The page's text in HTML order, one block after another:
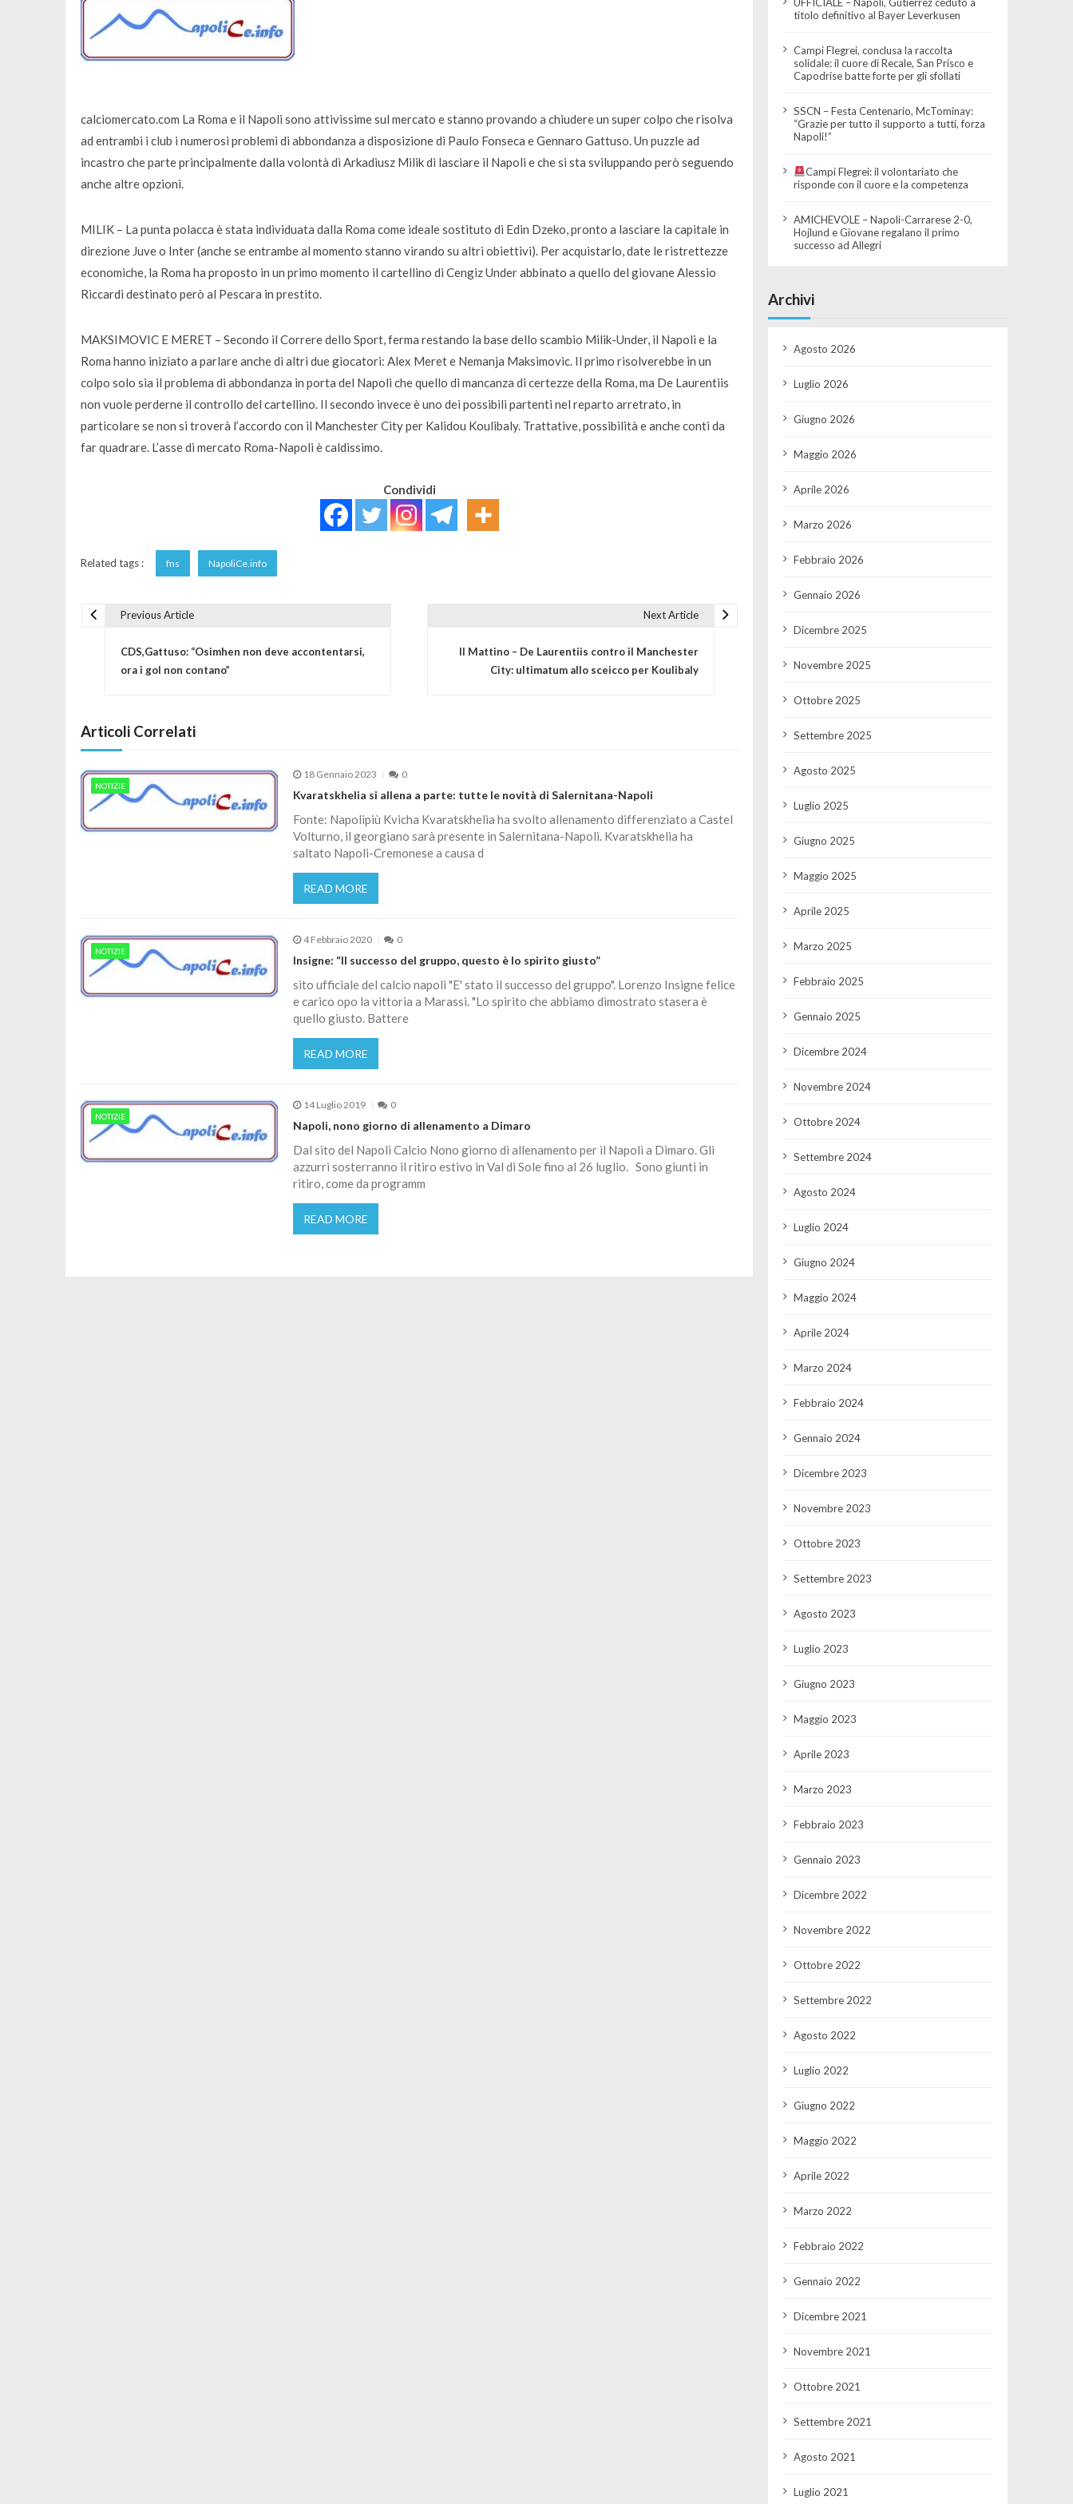
calciomercato.com La Roma e il Napoli sono attivissime sul mercato e stanno provando a chiudere un super colpo che risolva
ad entrambi i club i numerosi problemi di abbondanza a disposizione di Paulo Fonseca e Gennaro Gattuso. Un puzzle ad
incastro che parte principalmente dalla volontà di Arkadiusz Milik di lasciare il Napoli e che si sta sviluppando però seguendo
anche altre opzioni.
MILIK – La punta polacca è stata individuata dalla Roma come ideale sostituto di Edin Dzeko, pronto a lasciare la capitale in
direzione Juve o Inter (anche se entrambe al momento stanno virando su altri obiettivi). Per acquistarlo, date le ristrettezze
economiche, la Roma ha proposto in un primo momento il cartellino di Cengiz Under abbinato a quello del giovane Alessio
Riccardi destinato però al Pescara in prestito.
MAKSIMOVIC E MERET – Secondo il Correre dello Sport, ferma restando la base dello scambio Milik-Under, il Napoli e la
Roma hanno iniziato a parlare anche di altri due giocatori: Alex Meret e Nemanja Maksimovic. Il primo risolverebbe in un
colpo solo sia il problema di abbondanza in porta del Napoli che quello di mancanza di certezze della Roma, ma De Laurentiis
non vuole perderne il controllo del cartellino. Il secondo invece è uno dei possibili partenti nel reparto arretrato, in
particolare se non si troverà l’accordo con il Manchester City per Kalidou Koulibaly. Trattative, possibilità e anche conti da
far quadrare. L’asse di mercato Roma-Napoli è caldissimo.
Condividi
Related tags : fns NapoliCe.info
Previous Article
CDS,Gattuso: “Osimhen non deve accontentarsi,
ora i gol non contano”
Next Article
Il Mattino – De Laurentiis contro il Manchester
City: ultimatum allo sceicco per Koulibaly
Articoli Correlati
NOTIZIE
18 Gennaio 2023 0
Kvaratskhelia si allena a parte: tutte le novità di Salernitana-Napoli
Fonte: Napolipiù Kvicha Kvaratskhelia ha svolto allenamento differenziato a Castel
Volturno, il georgiano sarà presente in Salernitana-Napoli. Kvaratskhelia ha
saltato Napoli-Cremonese a causa d
READ MORE
NOTIZIE
4 Febbraio 2020 0
Insigne: “Il successo del gruppo, questo è lo spirito giusto”
sito ufficiale del calcio napoli "E' stato il successo del gruppo". Lorenzo Insigne felice
e carico opo la vittoria a Marassi. "Lo spirito che abbiamo dimostrato stasera è
quello giusto. Battere
READ MORE
NOTIZIE
14 Luglio 2019 0
Napoli, nono giorno di allenamento a Dimaro
Dal sito del Napoli Calcio Nono giorno di allenamento per il Napoli a Dimaro. Gli
azzurri sosterranno il ritiro estivo in Val di Sole fino al 26 luglio. Sono giunti in
ritiro, come da programm
READ MORE
titolo definitivo al Bayer Leverkusen
Campi Flegrei, conclusa la raccolta
solidale: il cuore di Recale, San Prisco e
Capodrise batte forte per gli sfollati
SSCN – Festa Centenario, McTominay:
“Grazie per tutto il supporto a tutti, forza
Napoli!”
Campi Flegrei: il volontariato che
risponde con il cuore e la competenza
AMICHEVOLE – Napoli-Carrarese 2-0,
Hojlund e Giovane regalano il primo
successo ad Allegri
Archivi
Agosto 2026
Luglio 2026
Giugno 2026
Maggio 2026
Aprile 2026
Marzo 2026
Febbraio 2026
Gennaio 2026
Dicembre 2025
Novembre 2025
Ottobre 2025
Settembre 2025
Agosto 2025
Luglio 2025
Giugno 2025
Maggio 2025
Aprile 2025
Marzo 2025
Febbraio 2025
Gennaio 2025
Dicembre 2024
Novembre 2024
Ottobre 2024
Settembre 2024
Agosto 2024
Luglio 2024
Giugno 2024
Maggio 2024
Aprile 2024
Marzo 2024
Febbraio 2024
Gennaio 2024
Dicembre 2023
Novembre 2023
Ottobre 2023
Settembre 2023
Agosto 2023
Luglio 2023
Giugno 2023
Maggio 2023
Aprile 2023
Marzo 2023
Febbraio 2023
Gennaio 2023
Dicembre 2022
Novembre 2022
Ottobre 2022
Settembre 2022
Agosto 2022
Luglio 2022
Giugno 2022
Maggio 2022
Aprile 2022
Marzo 2022
Febbraio 2022
Gennaio 2022
Dicembre 2021
Novembre 2021
Ottobre 2021
Settembre 2021
Agosto 2021
Luglio 2021